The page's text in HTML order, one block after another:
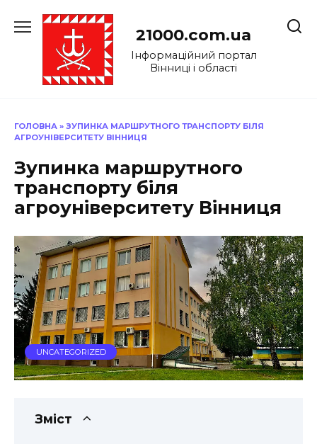
до
21000.com.ua
Інформаційний портал
Вінниці і області
ГОЛОВНА » ЗУПИНКА МАРШРУТНОГО ТРАНСПОРТУ БІЛЯ
АГРОУНІВЕРСИТЕТУ ВІННИЦЯ
Зупинка маршрутного
транспорту біля
агроуніверситету Вінниця
UNCATEGORIZED
Зміст